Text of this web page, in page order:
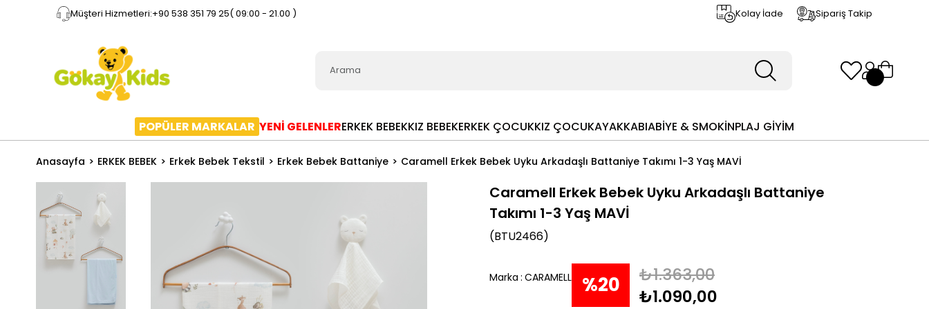
Müşteri Hizmetleri:+90 538 351 79 25( 09:00 - 21.00 ) Kolay İade Sipariş Takip
POPÜLER MARKALAR YENİ GELENLERERKEK BEBEKKIZ BEBEKERKEK ÇOCUKKIZ ÇOCUKAYAKKABIABİYE & SMOKİNPLAJ GİYİM
Anasayfa ERKEK BEBEK Erkek Bebek Tekstil Erkek Bebek Battaniye Caramell Erkek Bebek Uyku Arkadaşlı Battaniye Takımı 1-3 Yaş MAVİ
Caramell Erkek Bebek Uyku Arkadaşlı Battaniye
Takımı 1-3 Yaş MAVİ
(BTU2466)
Marka : CARAMELL %20
₺1.363,00
₺1.090,00